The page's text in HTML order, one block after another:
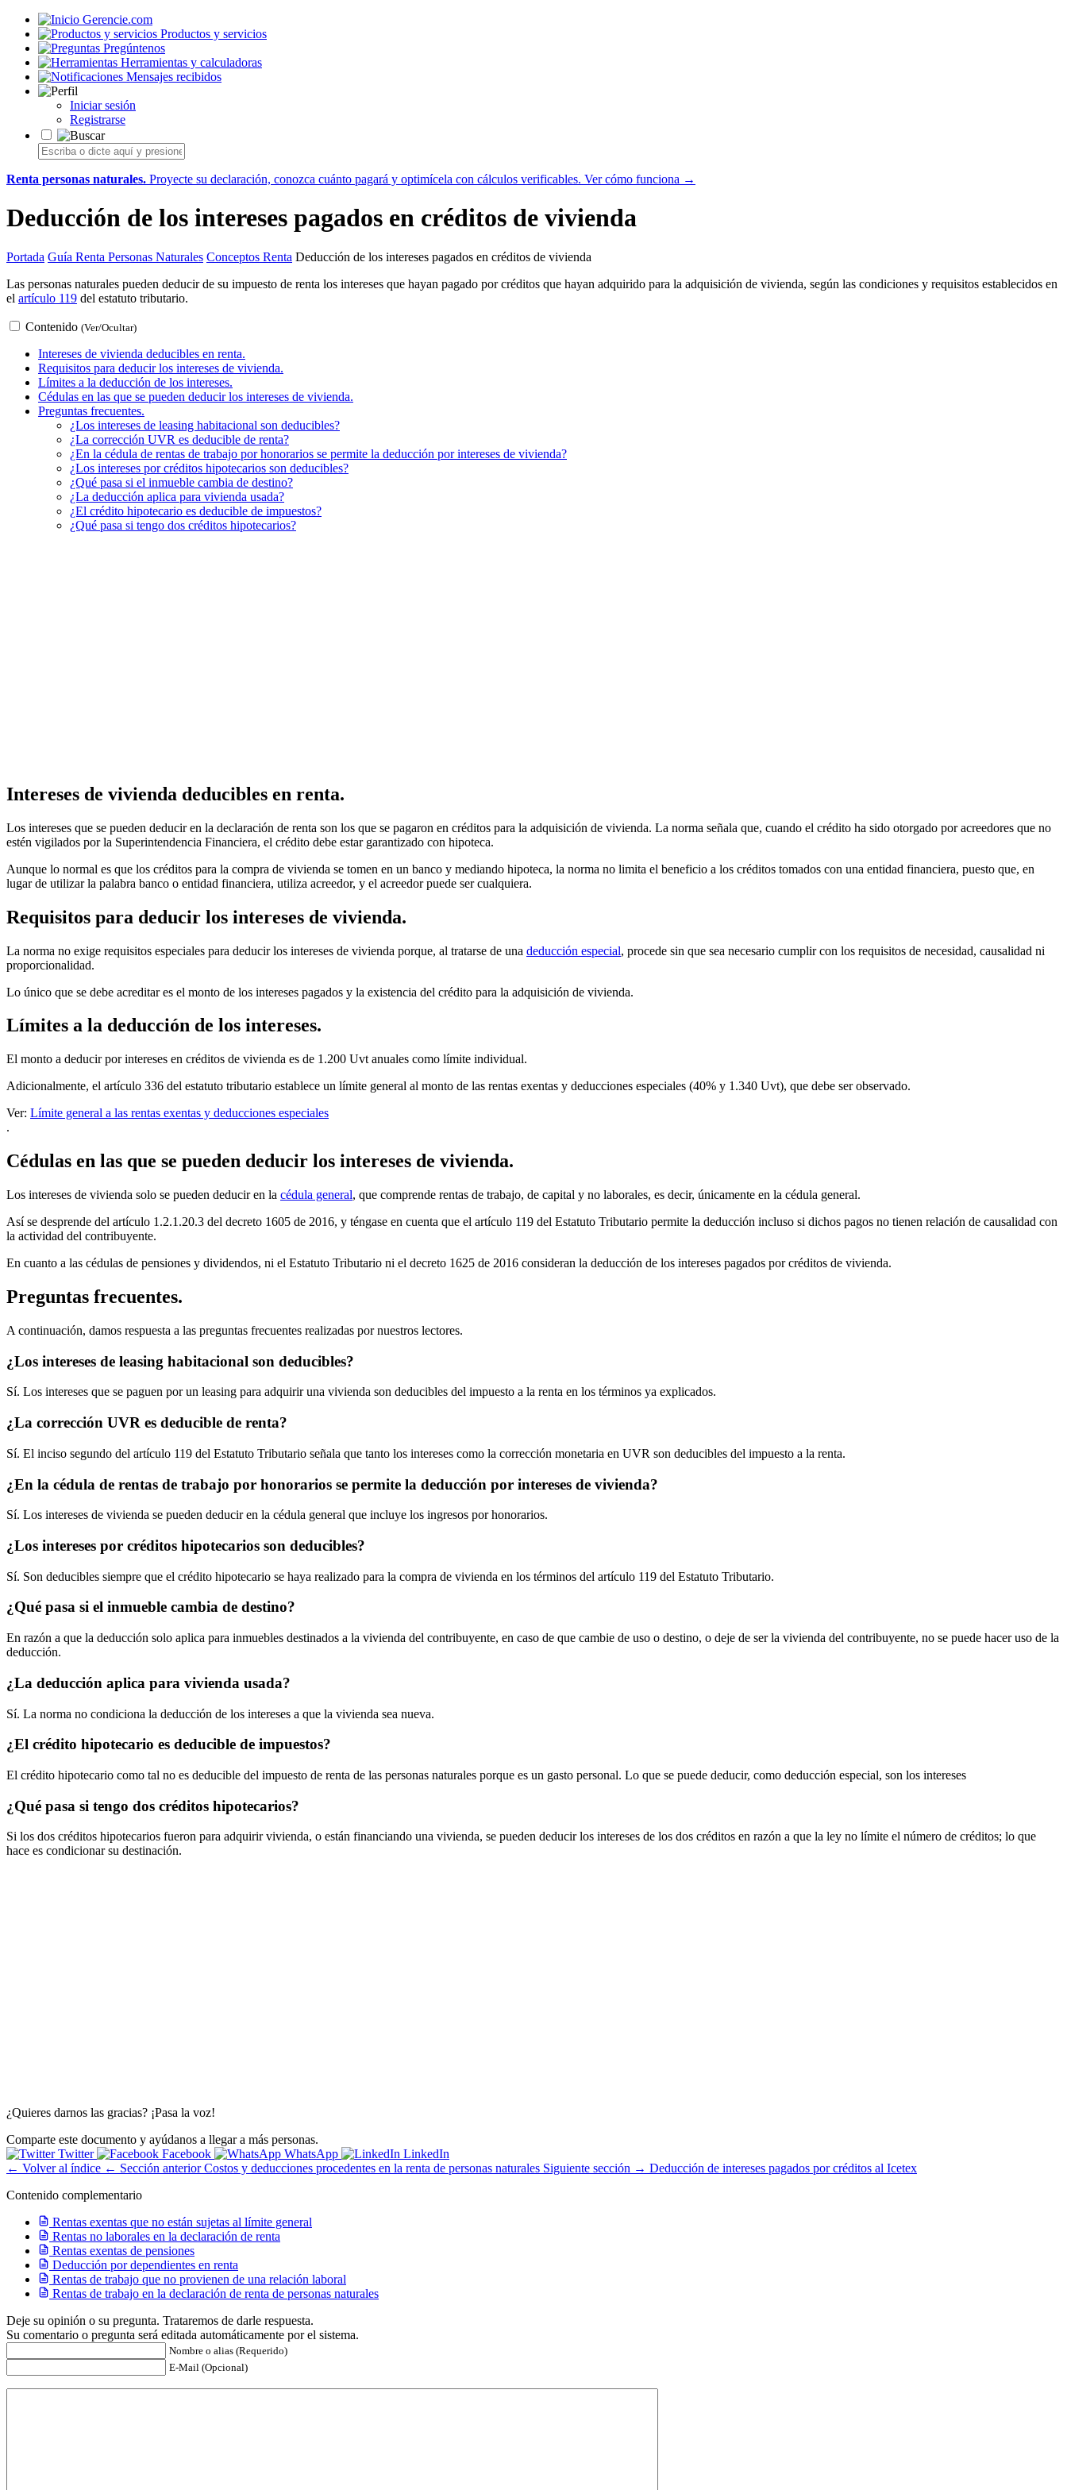
Gerencie.com
Productos y servicios
Pregúntenos
Herramientas y calculadoras
Mensajes recibidos
Iniciar sesión
Registrarse
Renta personas naturales. Proyecte su declaración, conozca cuánto pagará y optimícela con cálculos verificables. Ver cómo funciona →
Deducción de los intereses pagados en créditos de vivienda
Portada Guía Renta Personas Naturales Conceptos Renta Deducción de los intereses pagados en créditos de vivienda
Las personas naturales pueden deducir de su impuesto de renta los intereses que hayan pagado por créditos que hayan adquirido para la adquisición de vivienda, según las condiciones y requisitos establecidos en
el artículo 119 del estatuto tributario.
Contenido (Ver/Ocultar)
Intereses de vivienda deducibles en renta.
Requisitos para deducir los intereses de vivienda.
Límites a la deducción de los intereses.
Cédulas en las que se pueden deducir los intereses de vivienda.
Preguntas frecuentes.
¿Los intereses de leasing habitacional son deducibles?
¿La corrección UVR es deducible de renta?
¿En la cédula de rentas de trabajo por honorarios se permite la deducción por intereses de vivienda?
¿Los intereses por créditos hipotecarios son deducibles?
¿Qué pasa si el inmueble cambia de destino?
¿La deducción aplica para vivienda usada?
¿El crédito hipotecario es deducible de impuestos?
¿Qué pasa si tengo dos créditos hipotecarios?
Intereses de vivienda deducibles en renta.
Los intereses que se pueden deducir en la declaración de renta son los que se pagaron en créditos para la adquisición de vivienda. La norma señala que, cuando el crédito ha sido otorgado por acreedores que no
estén vigilados por la Superintendencia Financiera, el crédito debe estar garantizado con hipoteca.
Aunque lo normal es que los créditos para la compra de vivienda se tomen en un banco y mediando hipoteca, la norma no limita el beneficio a los créditos tomados con una entidad financiera, puesto que, en
lugar de utilizar la palabra banco o entidad financiera, utiliza acreedor, y el acreedor puede ser cualquiera.
Requisitos para deducir los intereses de vivienda.
La norma no exige requisitos especiales para deducir los intereses de vivienda porque, al tratarse de una deducción especial, procede sin que sea necesario cumplir con los requisitos de necesidad, causalidad ni
proporcionalidad.
Lo único que se debe acreditar es el monto de los intereses pagados y la existencia del crédito para la adquisición de vivienda.
Límites a la deducción de los intereses.
El monto a deducir por intereses en créditos de vivienda es de 1.200 Uvt anuales como límite individual.
Adicionalmente, el artículo 336 del estatuto tributario establece un límite general al monto de las rentas exentas y deducciones especiales (40% y 1.340 Uvt), que debe ser observado.
Ver: Límite general a las rentas exentas y deducciones especiales
.
Cédulas en las que se pueden deducir los intereses de vivienda.
Los intereses de vivienda solo se pueden deducir en la cédula general, que comprende rentas de trabajo, de capital y no laborales, es decir, únicamente en la cédula general.
Así se desprende del artículo 1.2.1.20.3 del decreto 1605 de 2016, y téngase en cuenta que el artículo 119 del Estatuto Tributario permite la deducción incluso si dichos pagos no tienen relación de causalidad con
la actividad del contribuyente.
En cuanto a las cédulas de pensiones y dividendos, ni el Estatuto Tributario ni el decreto 1625 de 2016 consideran la deducción de los intereses pagados por créditos de vivienda.
Preguntas frecuentes.
A continuación, damos respuesta a las preguntas frecuentes realizadas por nuestros lectores.
¿Los intereses de leasing habitacional son deducibles?
Sí. Los intereses que se paguen por un leasing para adquirir una vivienda son deducibles del impuesto a la renta en los términos ya explicados.
¿La corrección UVR es deducible de renta?
Sí. El inciso segundo del artículo 119 del Estatuto Tributario señala que tanto los intereses como la corrección monetaria en UVR son deducibles del impuesto a la renta.
¿En la cédula de rentas de trabajo por honorarios se permite la deducción por intereses de vivienda?
Sí. Los intereses de vivienda se pueden deducir en la cédula general que incluye los ingresos por honorarios.
¿Los intereses por créditos hipotecarios son deducibles?
Sí. Son deducibles siempre que el crédito hipotecario se haya realizado para la compra de vivienda en los términos del artículo 119 del Estatuto Tributario.
¿Qué pasa si el inmueble cambia de destino?
En razón a que la deducción solo aplica para inmuebles destinados a la vivienda del contribuyente, en caso de que cambie de uso o destino, o deje de ser la vivienda del contribuyente, no se puede hacer uso de la
deducción.
¿La deducción aplica para vivienda usada?
Sí. La norma no condiciona la deducción de los intereses a que la vivienda sea nueva.
¿El crédito hipotecario es deducible de impuestos?
El crédito hipotecario como tal no es deducible del impuesto de renta de las personas naturales porque es un gasto personal. Lo que se puede deducir, como deducción especial, son los intereses
¿Qué pasa si tengo dos créditos hipotecarios?
Si los dos créditos hipotecarios fueron para adquirir vivienda, o están financiando una vivienda, se pueden deducir los intereses de los dos créditos en razón a que la ley no límite el número de créditos; lo que
hace es condicionar su destinación.
¿Quieres darnos las gracias? ¡Pasa la voz!
Comparte este documento y ayúdanos a llegar a más personas.
Twitter
Facebook WhatsApp
LinkedIn
← Volver al índice ← Sección anterior Costos y deducciones procedentes en la renta de personas naturales Siguiente sección → Deducción de intereses pagados por créditos al Icetex
Contenido complementario
Rentas exentas que no están sujetas al límite general
Rentas no laborales en la declaración de renta
Rentas exentas de pensiones
Deducción por dependientes en renta
Rentas de trabajo que no provienen de una relación laboral
Rentas de trabajo en la declaración de renta de personas naturales
Deje su opinión o su pregunta. Trataremos de darle respuesta.
Su comentario o pregunta será editada automáticamente por el sistema.
Nombre o alias (Requerido)
E-Mail (Opcional)